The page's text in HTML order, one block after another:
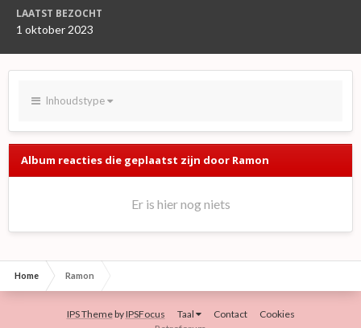
LAATST BEZOCHT
1 oktober 2023
Inhoudstype
Album reacties die geplaatst zijn door Ramon
Er is hier nog niets
Home Ramon
IPS ThemebyIPSFocus Taal Contact
Cookies